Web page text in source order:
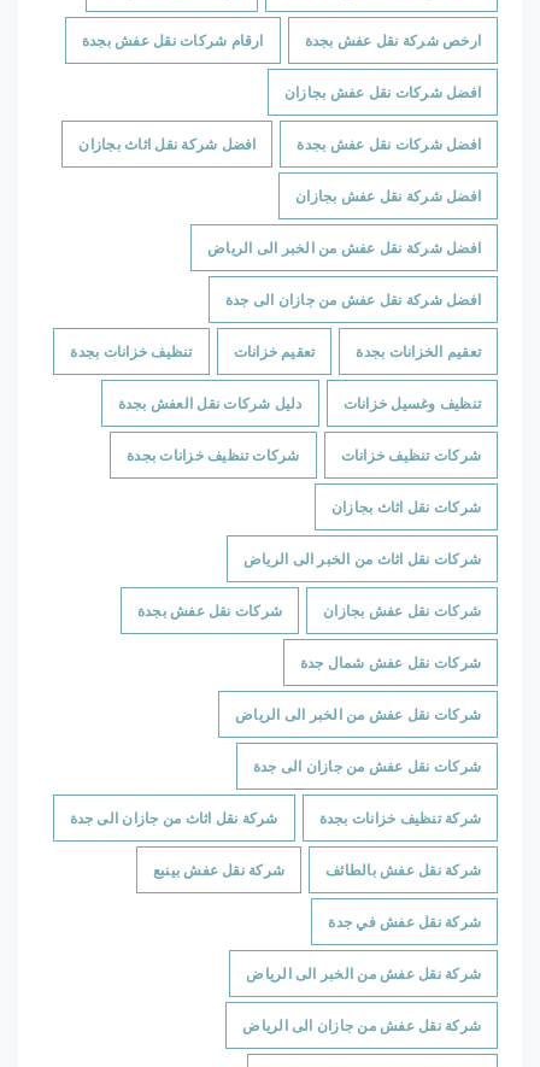
ارخص شركة نقل عفش بجدة ارقام شركات نقل عفش بجدة
افضل شركات نقل عفش بجازان
افضل شركات نقل عفش بجدة افضل شركة نقل اثاث بجازان
افضل شركة نقل عفش بجازان
افضل شركة نقل عفش من الخبر الى الرياض
افضل شركة نقل عفش من جازان الى جدة
تعقيم الخزانات بجدة تعقيم خزانات تنظيف خزانات بجدة
تنظيف وغسيل خزانات دليل شركات نقل العفش بجدة
شركات تنظيف خزانات شركات تنظيف خزانات بجدة
شركات نقل اثاث بجازان
شركات نقل اثاث من الخبر الى الرياض
شركات نقل عفش بجازان شركات نقل عفش بجدة
شركات نقل عفش شمال جدة
شركات نقل عفش من الخبر الى الرياض
شركات نقل عفش من جازان الى جدة
شركة تنظيف خزانات بجدة شركة نقل اثاث من جازان الى جدة
شركة نقل عفش بالطائف شركة نقل عفش بينبع
شركة نقل عفش في جدة
شركة نقل عفش من الخبر الى الرياض
شركة نقل عفش من جازان الى الرياض